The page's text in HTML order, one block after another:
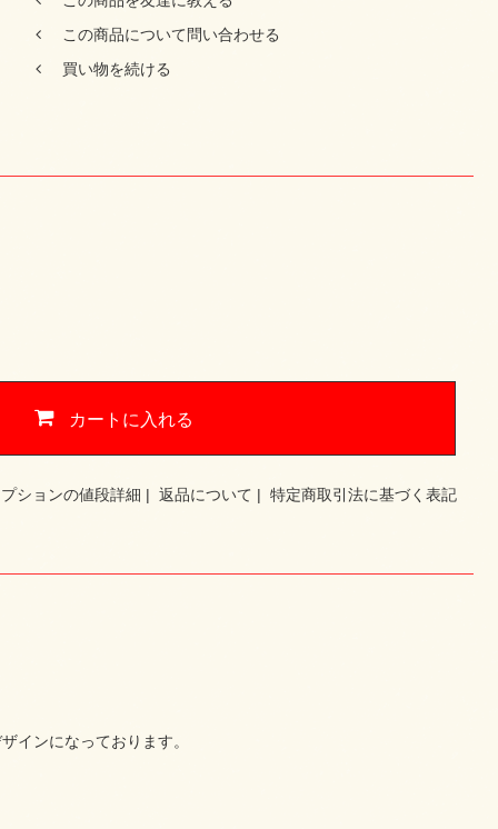
この商品について問い合わせる
買い物を続ける
カートに入れる
ションの値段詳細 | 返品について | 特定商取引法に基づく表記
インになっております。